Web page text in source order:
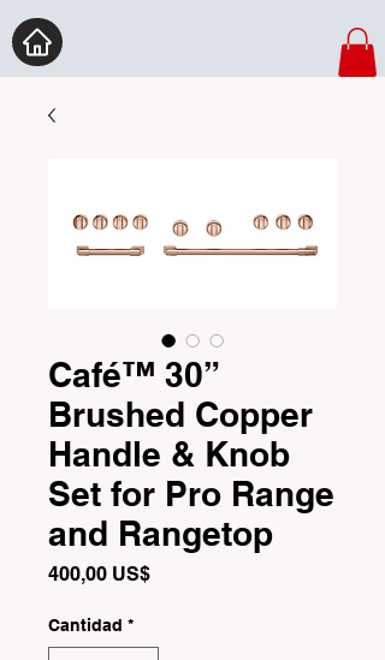
Café™ 30”
Brushed Copper
Handle & Knob
Set for Pro Range
and Rangetop
400,00 US$Precio
Cantidad *